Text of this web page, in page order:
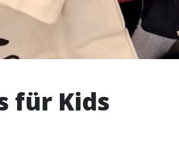
für Kids